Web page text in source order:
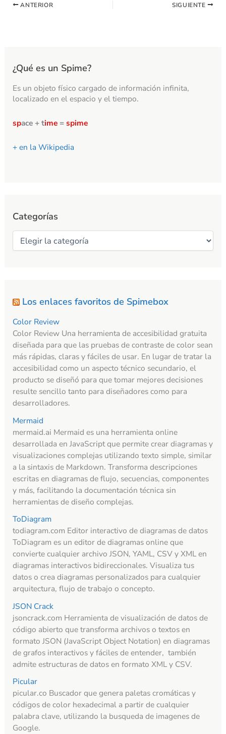
ANTERIOR SIGUIENTE
¿Qué es un Spime?
Es un objeto físico cargado de información infinita,
localizado en el espacio y el tiempo.
space + time =spime
+ en la Wikipedia
Categorías
Los enlaces favoritos de Spimebox
Color Review
Color Review Una herramienta de accesibilidad gratuita
diseñada para que las pruebas de contraste de color sean
más rápidas, claras y fáciles de usar. En lugar de tratar la
accesibilidad como un aspecto técnico secundario, el
producto se diseñó para que tomar mejores decisiones
resulte sencillo tanto para diseñadores como para
desarrolladores.
Mermaid
mermaid.ai Mermaid es una herramienta online
desarrollada en JavaScript que permite crear diagramas y
visualizaciones complejas utilizando texto simple, similar
a la sintaxis de Markdown. Transforma descripciones
escritas en diagramas de flujo, secuencias, componentes
y más, facilitando la documentación técnica sin
herramientas de diseño complejas.
ToDiagram
todiagram.com Editor interactivo de diagramas de datos
ToDiagram es un editor de diagramas online que
convierte cualquier archivo JSON, YAML, CSV y XML en
diagramas interactivos bidireccionales. Visualiza tus
datos o crea diagramas personalizados para cualquier
arquitectura, flujo de trabajo o concepto.
JSON Crack
jsoncrack.com Herramienta de visualización de datos de
código abierto que transforma archivos o textos en
formato JSON (JavaScript Object Notation) en diagramas
de grafos interactivos y fáciles de entender, también
admite estructuras de datos en formato XML y CSV.
Picular
picular.co Buscador que genera paletas cromáticas y
códigos de color hexadecimal a partir de cualquier
palabra clave, utilizando la busqueda de imagenes de
Google.